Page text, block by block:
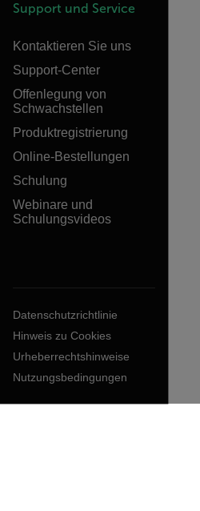
Support und Service
Kontaktieren Sie uns
Support-Center
Offenlegung von
Schwachstellen
Produktregistrierung
Online-Bestellungen
Schulung
Webinare und
Schulungsvideos
Datenschutzrichtlinie
Hinweis zu Cookies
Urheberrechtshinweise
Nutzungsbedingungen